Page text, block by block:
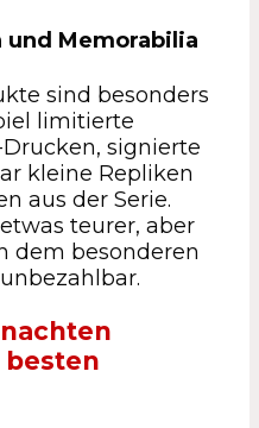
Memorabilia
sind besonders
limitierte
signierte
kleine Repliken
aus der Serie.
teurer, aber
dem besonderen
besten